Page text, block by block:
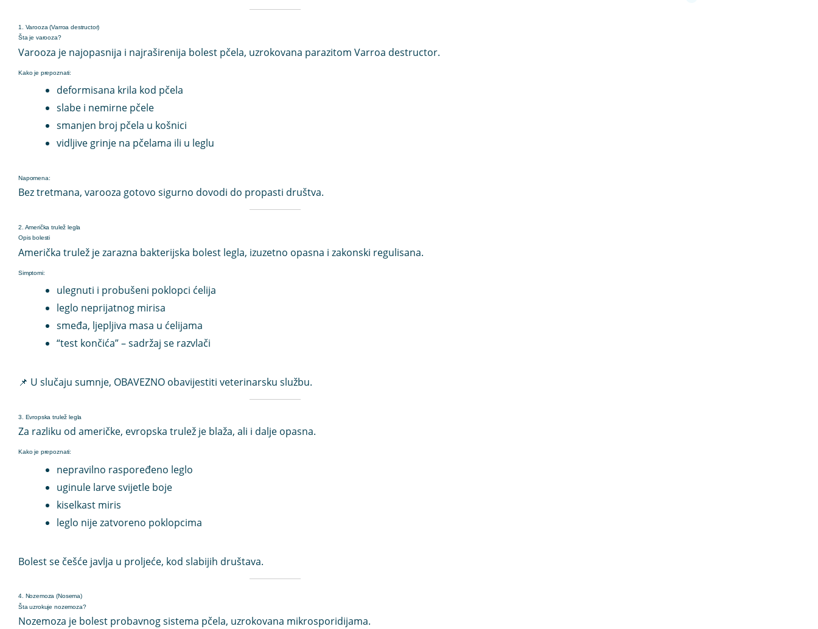
1. Varooza (Varroa destructor)
Šta je varooza?
Varooza je najopasnija i najraširenija bolest pčela, uzrokovana parazitom Varroa destructor.
Kako je prepoznati:
deformisana krila kod pčela
slabe i nemirne pčele
smanjen broj pčela u košnici
vidljive grinje na pčelama ili u leglu
Napomena:
Bez tretmana, varooza gotovo sigurno dovodi do propasti društva.
2. Američka trulež legla
Opis bolesti
Američka trulež jezarazna bakterijska bolest legla, izuzetno opasna i zakonski regulisana.
Simptomi:
ulegnuti i probušeni poklopci ćelija
leglo neprijatnog mirisa
smeđa, ljepljiva masa u ćelijama
“test končića” – sadržaj se razvlači
📌 U slučaju sumnje, OBAVEZNO obavijestiti veterinarsku službu.
3. Evropska trulež legla
Za razliku od američke, evropska trulež je blaža, ali i dalje opasna.
Kako je prepoznati:
nepravilno raspoređeno leglo
uginule larve svijetle boje
kiselkast miris
leglo nije zatvoreno poklopcima
Bolest se češće javlja u proljeće, kod slabijih društava.
4. Nozemoza (Nosema)
Šta uzrokuje nozemoza?
Nozemoza je bolest probavnog sistema pčela, uzrokovana mikrosporidijama.